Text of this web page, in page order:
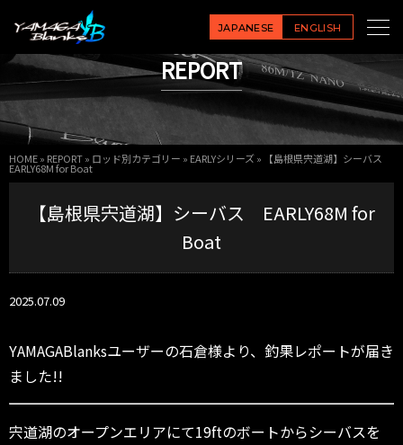
JAPANESE ENGLISH
REPORT
HOME» REPORT» ロッド別カテゴリー » EARLYシリーズ» 【島根県宍道湖】シーバス
EARLY68M for Boat
【島根県宍道湖】シーバス EARLY68M for
Boat
2025.07.09
YAMAGABlanksユーザーの石倉様より、釣果レポートが届き
ました!!
宍道湖のオープンエリアにて19ftのボートからシーバスを